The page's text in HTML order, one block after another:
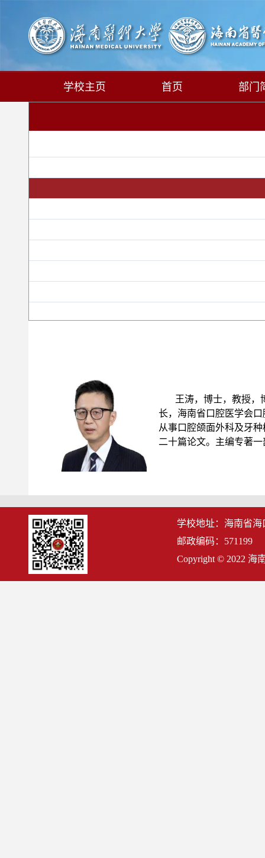
学校主页 首页 部门
王涛， 博士，教授，
长， 海南省口腔医学会
从事口腔颌面外科及牙
二十篇论文。主编专著
学校地址：海南省
邮政编码：571199
Copyright © 2022 海